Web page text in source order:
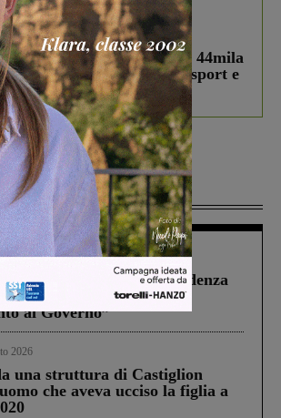
2026
agosto: Smart Cities, oltre 44mila
torna il bando per lo sport e
Estrair
1 Agosto 2026
finanziata oltre la scadenza
di Fratelli d’Italia: “Un
al Governo”
2026
una struttura di Castiglion
che aveva ucciso la figlia a